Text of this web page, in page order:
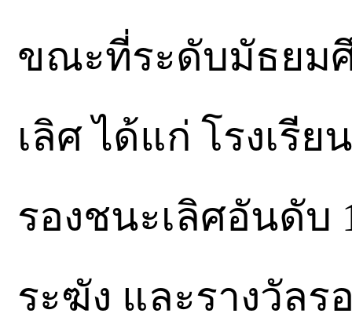
ขณะที่ระดับมัธยม
เลิศ ได้แก่ โรงเรี
รองชนะเลิศอันดับ
ระฆัง และรางวัล